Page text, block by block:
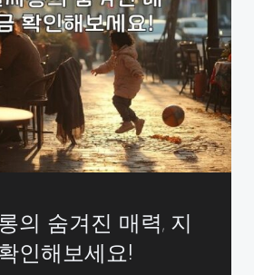
의 숨겨진 매력, 지
인해보세요!